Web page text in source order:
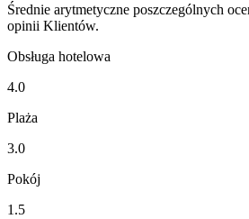
Średnie arytmetyczne poszczególnych
opinii Klientów.
Obsługa hotelowa
4.0
Plaża
3.0
Pokój
1.5